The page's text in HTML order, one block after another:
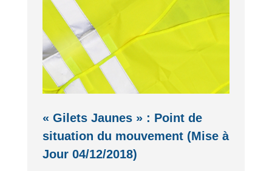
« Gilets Jaunes » : Point de
situation du mouvement (Mise à
Jour 04/12/2018)